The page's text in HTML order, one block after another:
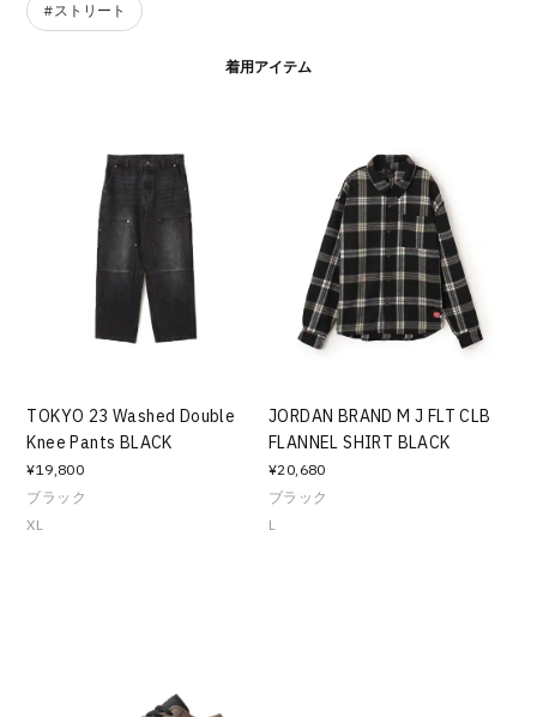
#ストリート
着用アイテム
TOKYO 23 Washed Double
Knee Pants BLACK
¥19,800
ブラック
XL
JORDAN BRAND M J FLT CLB
FLANNEL SHIRT BLACK
¥20,680
ブラック
L